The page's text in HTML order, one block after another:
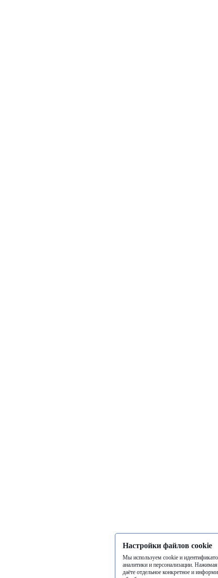
Настройки файлов cookie
Мы используем cookie и
аналитики и персонализации.
даёте отдельное конкретное и